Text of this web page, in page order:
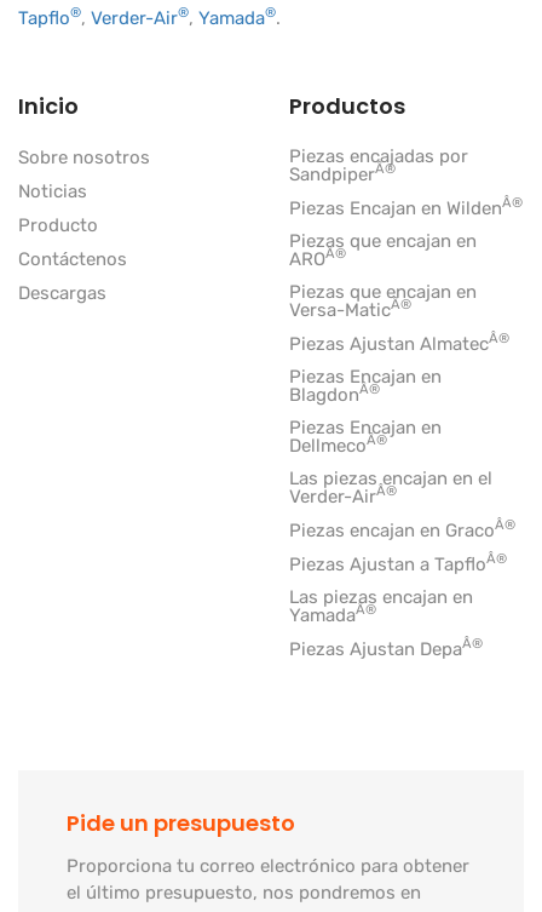
Tapflo®, Verder-Air®, Yamada®.
Inicio
Sobre nosotros
Noticias
Producto
Contáctenos
Descargas
Productos
Piezas encajadas por
SandpiperÂ®
Piezas Encajan en WildenÂ®
Piezas que encajan en
AROÂ®
Piezas que encajan en
Versa-MaticÂ®
Piezas Ajustan AlmatecÂ®
Piezas Encajan en
BlagdonÂ®
Piezas Encajan en
DellmecoÂ®
Las piezas encajan en el
Verder-AirÂ®
Piezas encajan en GracoÂ®
Piezas Ajustan a TapfloÂ®
Las piezas encajan en
YamadaÂ®
Piezas Ajustan DepaÂ®
Pide un presupuesto
Proporciona tu correo electrónico para obtener
el último presupuesto, nos pondremos en